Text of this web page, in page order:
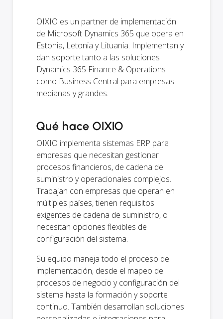
OIXIO es un partner de implementación
de Microsoft Dynamics 365 que opera en
Estonia, Letonia y Lituania. Implementan y
dan soporte tanto a las soluciones
Dynamics 365 Finance & Operations
como Business Central para empresas
medianas y grandes.
Qué hace OIXIO
OIXIO implementa sistemas ERP para
empresas que necesitan gestionar
procesos financieros, de cadena de
suministro y operacionales complejos.
Trabajan con empresas que operan en
múltiples países, tienen requisitos
exigentes de cadena de suministro, o
necesitan opciones flexibles de
configuración del sistema.
Su equipo maneja todo el proceso de
implementación, desde el mapeo de
procesos de negocio y configuración del
sistema hasta la formación y soporte
continuo. También desarrollan soluciones